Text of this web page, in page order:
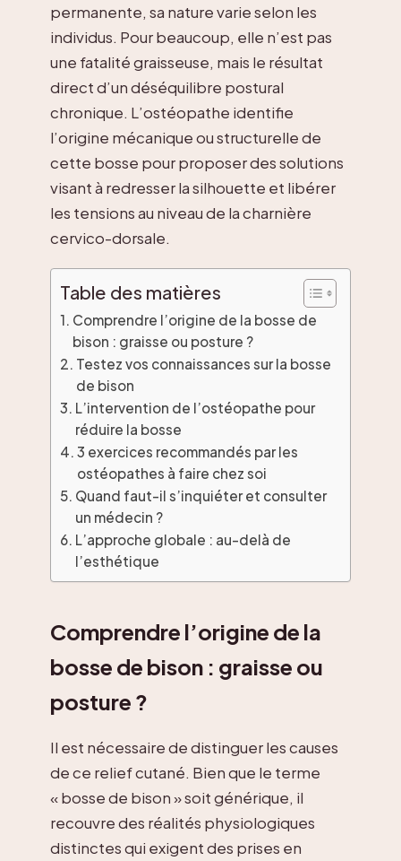
permanente, sa nature varie selon les
individus. Pour beaucoup, elle n’est pas
une fatalité graisseuse, mais le résultat
direct d’un déséquilibre postural
chronique. L’ostéopathe identifie
l’origine mécanique ou structurelle de
cette bosse pour proposer des solutions
visant à redresser la silhouette et libérer
les tensions au niveau de la charnière
cervico-dorsale.
Table des matières
Comprendre l’origine de la bosse de
bison : graisse ou posture ?
Testez vos connaissances sur la bosse
de bison
L’intervention de l’ostéopathe pour
réduire la bosse
3 exercices recommandés par les
ostéopathes à faire chez soi
Quand faut-il s’inquiéter et consulter
un médecin ?
L’approche globale : au-delà de
l’esthétique
Comprendre l’origine de la
bosse de bison : graisse ou
posture ?
Il est nécessaire de distinguer les causes
de ce relief cutané. Bien que le terme
« bosse de bison » soit générique, il
recouvre des réalités physiologiques
distinctes qui exigent des prises en